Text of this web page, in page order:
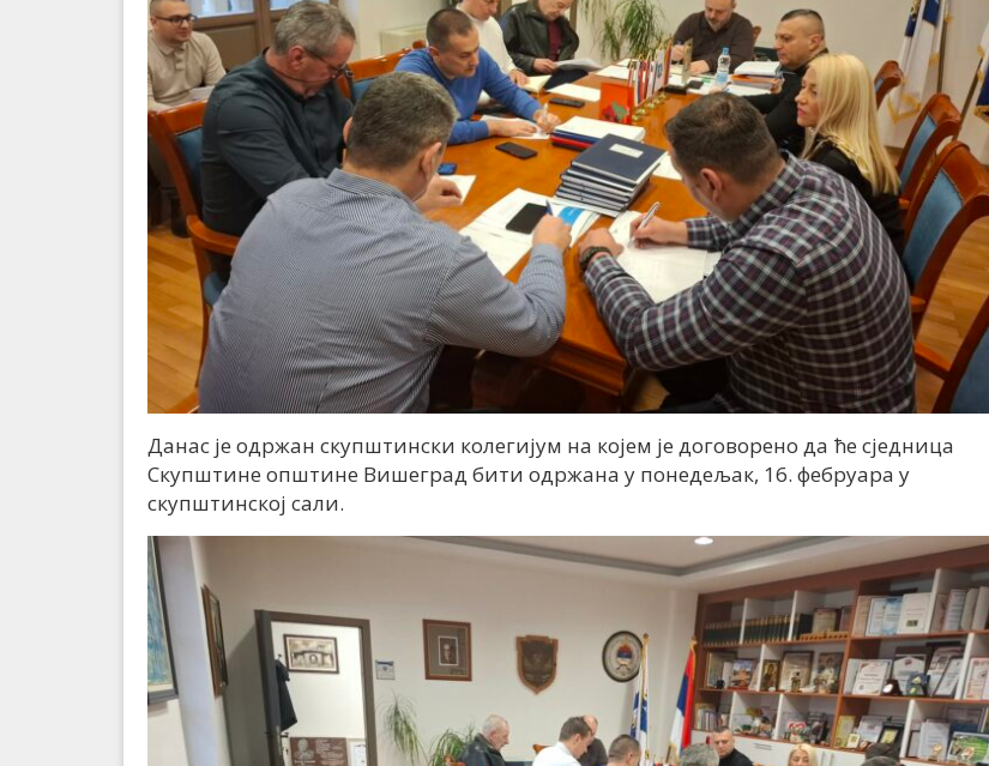
Данас је одржан скупштински колегијум на којем је договорено да ће сједница
Скупштине општине Вишеград бити одржана у понедељак, 16. фебруара у
скупштинској сали.